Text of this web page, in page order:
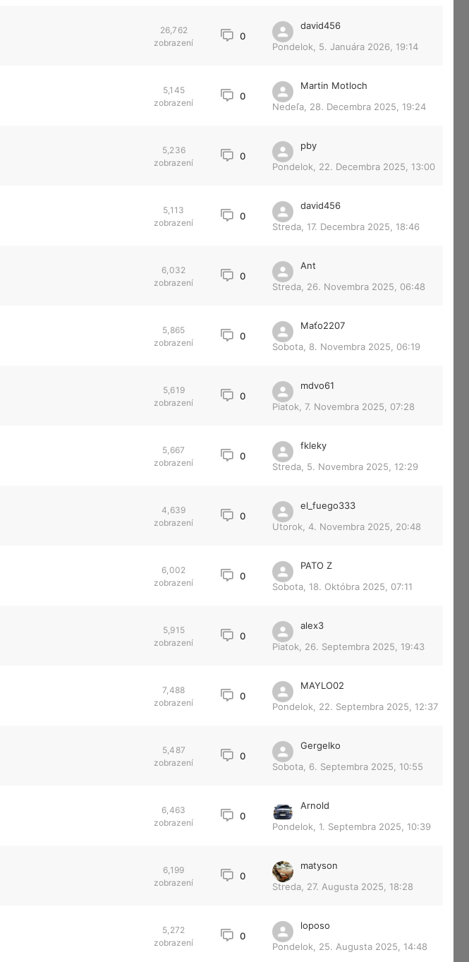
26,762
zobrazení
0
david456
Pondelok, 5. Januára 2026, 19:14
5,145
zobrazení
0
Martin Motloch
Nedeľa, 28. Decembra 2025, 19:24
5,236
zobrazení
0
pby
Pondelok, 22. Decembra 2025, 13:00
5,113
zobrazení
0
david456
Streda, 17. Decembra 2025, 18:46
6,032
zobrazení
0
Ant
Streda, 26. Novembra 2025, 06:48
5,865
zobrazení
0
Maťo2207
Sobota, 8. Novembra 2025, 06:19
5,619
zobrazení
0
mdvo61
Piatok, 7. Novembra 2025, 07:28
5,667
zobrazení
0
fkleky
Streda, 5. Novembra 2025, 12:29
4,639
zobrazení
0
el_fuego333
Utorok, 4. Novembra 2025, 20:48
6,002
zobrazení
0
PATO Z
Sobota, 18. Októbra 2025, 07:11
5,915
zobrazení
0
alex3
Piatok, 26. Septembra 2025, 19:43
7,488
zobrazení
0
MAYLO02
Pondelok, 22. Septembra 2025, 12:37
5,487
zobrazení
0
Gergelko
Sobota, 6. Septembra 2025, 10:55
6,463
zobrazení
0
Arnold
Pondelok, 1. Septembra 2025, 10:39
6,199
zobrazení
0
matyson
Streda, 27. Augusta 2025, 18:28
5,272
zobrazení
0
loposo
Pondelok, 25. Augusta 2025, 14:48